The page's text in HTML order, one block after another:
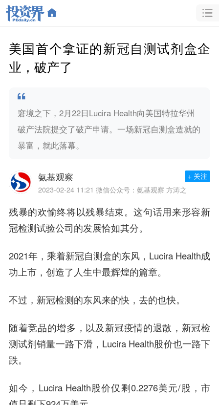
美国首个拿证的新冠自测试剂盒企
业，破产了
窘境之下，2月22日Lucira Health向美国特拉华州
破产法院提交了破产申请。一场新冠自测盒造就的
暴富，就此落幕。
氨基观察
2023-02-24 11:21 微信公众号：氨基观察 方涛之
+ 关注
残暴的欢愉终将以残暴结束。这句话用来形容新
冠检测试验公司的发展恰如其分。
2021年，乘着新冠自测盒的东风，Lucira Health成
功上市，创造了人生中最辉煌的篇章。
不过，新冠检测的东风来的快，去的也快。
随着竞品的增多，以及新冠疫情的退散，新冠检
测试剂销量一路下滑，Lucira Health股价也一路下
跌。
如今，Lucira Health股价仅剩0.2276美元/股，市